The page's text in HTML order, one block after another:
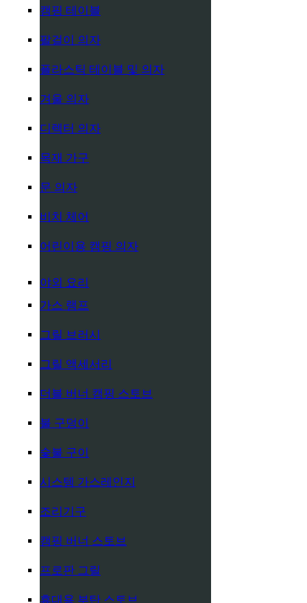
캠핑 테이블
팔걸이 의자
플라스틱 테이블 및 의자
겨울 의자
디렉터 의자
목재 가구
문 의자
비치 체어
어린이용 캠핑 의자
야외 요리
가스 램프
그릴 브러시
그릴 액세서리
더블 버너 캠핑 스토브
불 구덩이
숯불 구이
시스템 가스레인지
조리기구
캠핑 버너 스토브
프로판 그릴
휴대용 부탄 스토브